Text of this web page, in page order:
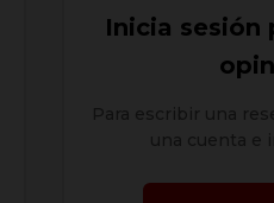
Inicia sesión